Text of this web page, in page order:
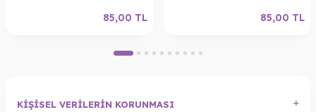
85,00 TL 85,00 TL
KIŞISEL VERILERIN KORUNMASI